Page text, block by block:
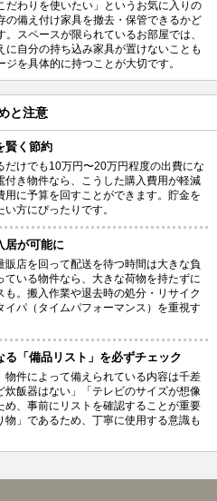
だわりを使いたい」というお気に入りの
の備え付け家具を撤去・保管できるかど
。スペースが限られているお部屋では、
に自分の持ち込み家具が置けないことも
ジを具体的に持つことが大切です。
と注意
賢く節約
けでも10万円〜20万円程度の出費にな
付き物件なら、こうした購入費用が軽減
に予算を回すことができます。貯金を
方にぴったりです。
居が可能に
店を回って配送を待つ時間は大きな負
いる物件なら、大きな荷物を持たずに
。搬入作業や退去時の処分・リサイク
イパ（タイムパフォーマンス）を重視す
る「備品リスト」を必ずチェック
件によって備えられている内容は千差
飯器はない」「テレビのサイズが想像
め、事前にリストを確認することが重要
」であるため、丁寧に使用する意識も